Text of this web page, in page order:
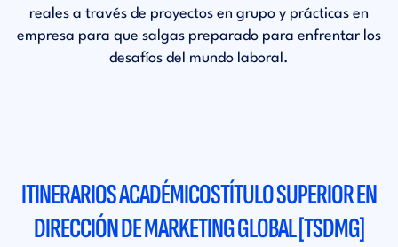
reales a través de proyectos en grupo y prácticas en
empresa para que salgas preparado para enfrentar los
desafíos del mundo laboral.
ITINERARIOS ACADÉMICOSTÍTULO SUPERIOR EN
DIRECCIÓN DE MARKETING GLOBAL [TSDMG]